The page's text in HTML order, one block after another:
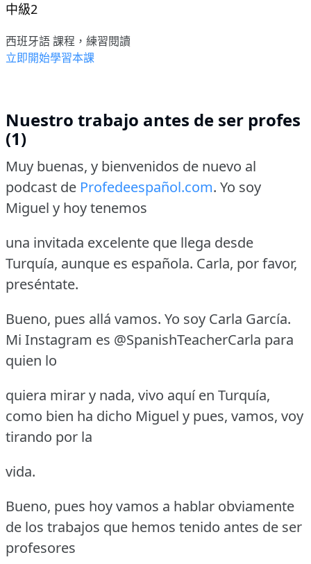
中級2
西班牙語 課程，練習閱讀
立即開始學習本課
Nuestro trabajo antes de ser profes
(1)
Muy buenas, y bienvenidos de nuevo al
podcast de Profedeespañol.com. Yo soy
Miguel y hoy tenemos
una invitada excelente que llega desde
Turquía, aunque es española. Carla, por favor,
preséntate.
Bueno, pues allá vamos. Yo soy Carla García.
Mi Instagram es @SpanishTeacherCarla para
quien lo
quiera mirar y nada, vivo aquí en Turquía,
como bien ha dicho Miguel y pues, vamos, voy
tirando por la
vida.
Bueno, pues hoy vamos a hablar obviamente
de los trabajos que hemos tenido antes de ser
profesores